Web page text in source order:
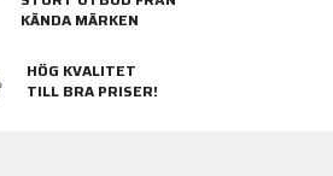
KÄNDA MÄRKEN
HÖG KVALITET
TILL BRA PRISER!